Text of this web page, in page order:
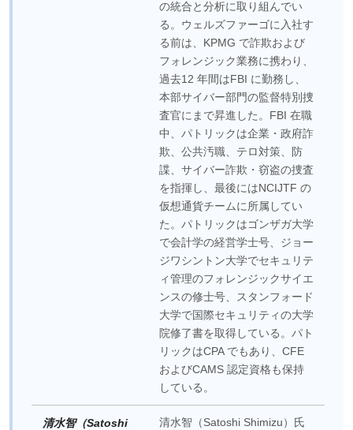
の統合と分析に取り組んでい
る。ウェルズファーゴに入社す
る前は、KPMG で詐欺および
フォレンジック業務に携わり、
過去12 年間はFBI に勤務し、
本部サイバー部門の監督特別捜
査官にまで昇進した。FBI 在職
中、パトリックは企業・政府詐
欺、公共汚職、テロ対策、防
諜、サイバー詐欺・窃盗の捜査
を指揮し、最後にはNCIJTF の
仮想通貨チームに所属してい
た。パトリックはゴンザガ大学
で会計学の経営学士号、ジョー
ジワシントン大学でセキュリテ
ィ管理のフォレンジックサイエ
ンスの修士号、スタンフォード
大学で国際セキュリティの大学
院修了書を取得している。パト
リックはCPA でもあり、CFE
およびCAMS 認定資格も保持
している。
清水智（Satoshi
清水智（Satoshi Shimizu）氏